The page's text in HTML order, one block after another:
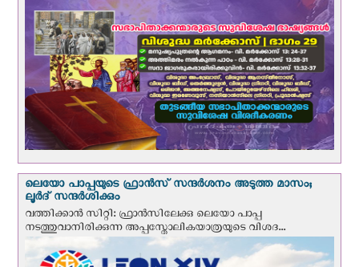
ലെയോ പാപ്പയുടെ ഫ്രാന്‍സ് സന്ദര്‍ശനം അടുത്ത മാസം;
ലൂര്‍ദ് സന്ദര്‍ശിക്കും
വത്തിക്കാന്‍ സിറ്റി: ഫ്രാൻസിലേക്കു ലെയോ പാപ്പ
നടത്തുവാനിരിക്കുന്ന അപ്പസ്തോലികയാത്രയുടെ വിശദ...